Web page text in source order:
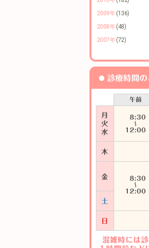
2009年(136)
2008年(48)
2007年(72)